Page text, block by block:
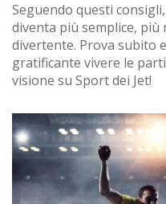
Seguendo questi
diventa più semplice,
divertente. Prova subito
gratificante vivere le
visione su Sport dei Jet!